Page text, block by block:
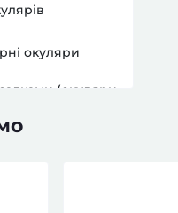
окуляри
(окуляри